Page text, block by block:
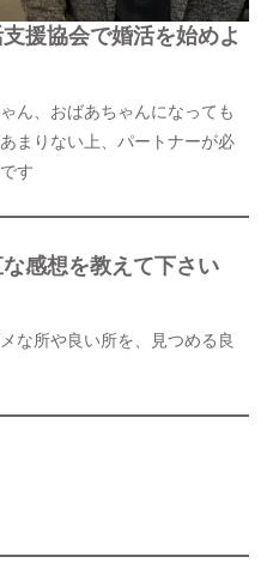
援協会で婚活を始めよ
ん、おばあちゃんになっても
まりない上、パートナーが必
す
感想を教えて下さい
な所や良い所を、見つめる良